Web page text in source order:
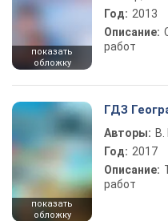
показать
обложку
Год: 2013
Описание:
работ
показать
обложку
ГДЗ
Авторы:
Год: 2017
Описание:
работ